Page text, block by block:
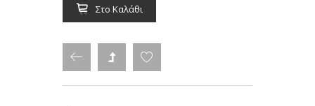
Στο Καλάθι